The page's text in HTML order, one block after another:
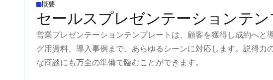
概要
セールスプレゼンテーションテン
営業プレゼンテーションテンプレートは、顧客を獲得し成約へ
グ用資料、導入事例まで、あらゆるシーンに対応します。説得
な商談にも万全の準備で臨むことができます。